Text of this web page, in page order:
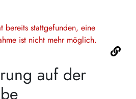
bereits stattgefunden, eine
ist nicht mehr möglich.
auf der